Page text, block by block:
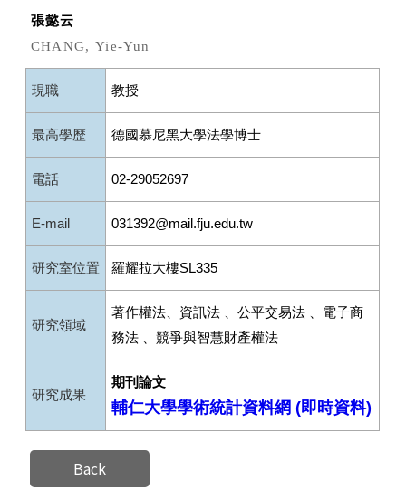
張懿云
CHANG,Yie-Yun
現職 教授
最高學歷 德國慕尼黑大學法學博士
電話 02-29052697
E-mail 031392@mail.fju.edu.tw
研究室位置 羅耀拉大樓SL335
研究領域
著作權法、資訊法 、公平交易法 、電子商
務法 、競爭與智慧財產權法
研究成果
期刊論文
輔仁大學學術統計資料網 (即時資料)
Back